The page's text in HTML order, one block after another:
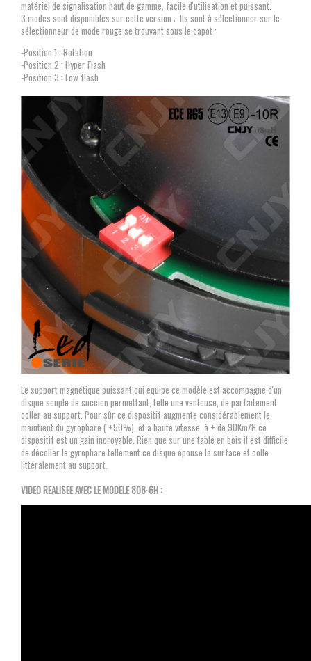
matériel de signalisation haut de gamme, facile d'utilisation et puissant.
3 modes sont disponibles sur cette version ; Ils sont à sélectionner sur le
sélectionneur de mode rouge se trouvant sous le capot :
-Position 1 : Rotation
-Position 2 : Hyper Flash
-Position 3 : Low flash
Le support magnétique puissant qui équipe ce modèle est accompagné d'un
disque souple de succion permettant, telle une ventouse, de parfaitement
coller au support. Pour sûr ce dispositif augmente considérablement le
maintient du gyrophare ( +50%), et à haute vitesse, à + de 90Km/H ce
dispositif est un gain incroyable. Rien que sur une table en bois il est difficile
de décoller le gyrophare tellement ce disque épouse la surface et colle
littéralement au support.
VIDEO REALISEE AVEC LE MODELE 808-6H :